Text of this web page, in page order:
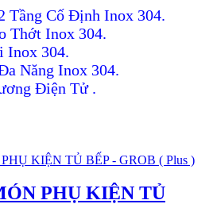
₫.
tại
là:
8.635.000 ₫.
Tầng Cố Định Inox 304.
Thớt Inox 304.
Inox 304.
Năng Inox 304.
Điện Tử .
PHỤ KIỆN TỦ